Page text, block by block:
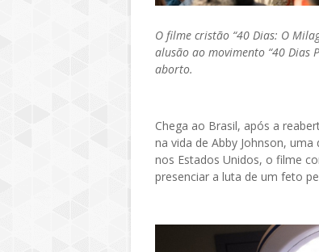
O filme cristão “40 Dias: O
alusão ao movimento “40 Dias
aborto.
Chega ao Brasil, após a
na vida de Abby Johnson,
nos Estados Unidos, o filme
presenciar a luta de um feto